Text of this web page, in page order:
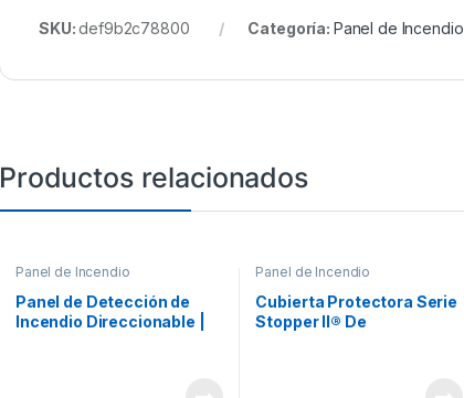
SKU:def9b2c78800 Categoría: Panel de Incendio
Productos relacionados
Panel de Incendio
Panel de Detección de
Incendio Direccionable |
Panel de Incendio
Cubierta Protectora Serie
Stopper II® De